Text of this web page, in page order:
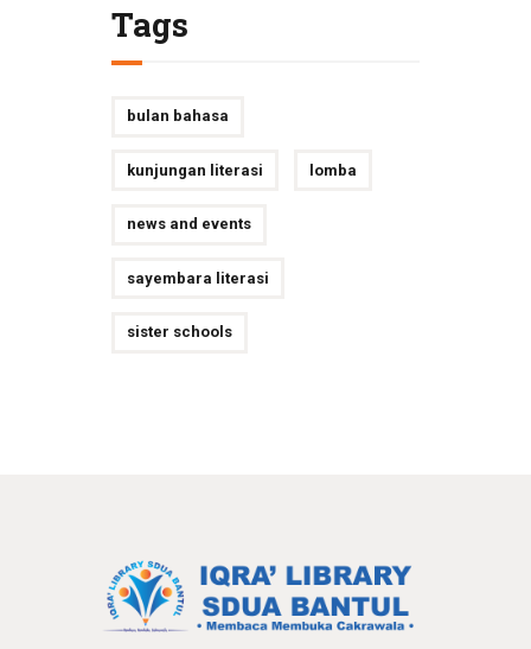
Tags
bulan bahasa
kunjungan literasi lomba
news and events
sayembara literasi
sister schools